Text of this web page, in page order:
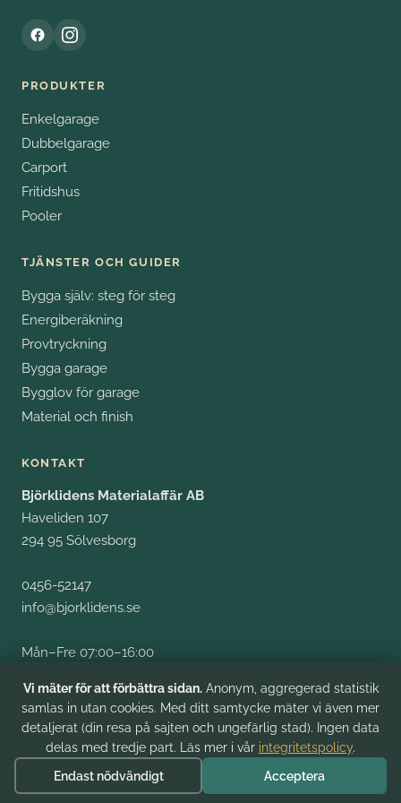
PRODUKTER
Enkelgarage
Dubbelgarage
Carport
Fritidshus
Pooler
TJÄNSTER OCH GUIDER
Bygga själv: steg för steg
Energiberäkning
Provtryckning
Bygga garage
Bygglov för garage
Material och finish
KONTAKT
Björklidens Materialaffär AB
Haveliden 107
294 95 Sölvesborg
0456-52147
info@bjorklidens.se
Mån–Fre 07:00–16:00
© 2026 Björklidens Materialaffär AB. Org.nr 556278-8009.
IntegritetCookie-inställningar
Vi mäter för att förbättra sidan.Anonym, aggregerad statistik
samlas in utan cookies. Med ditt samtycke mäter vi även mer
detaljerat (din resa på sajten och ungefärlig stad). Ingen data
delas med tredje part. Läs mer i vår integritetspolicy.
Endast nödvändigt
Acceptera